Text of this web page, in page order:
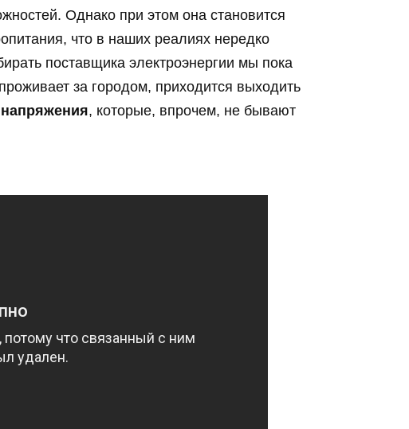
Однако при этом она становится
что в наших реалиях нередко
поставщика электроэнергии мы пока
за городом, приходится выходить
, которые, впрочем, не бывают